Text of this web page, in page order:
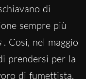
di
sempre più
. Così, nel maggio
prendersi per la
di fumettista,